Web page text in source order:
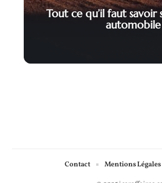
Tout ce qu’il faut savoir
automobile
Contact Mentions Légales